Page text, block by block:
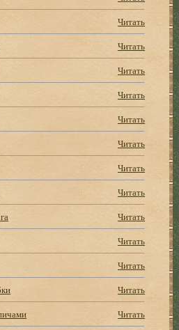
Читать
Читать
Читать
Читать
Читать
Читать
Читать
Читать
Читать
Читать
Читать
Читать
Читать